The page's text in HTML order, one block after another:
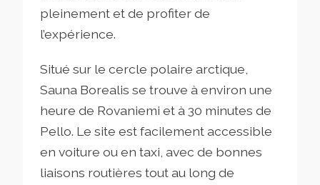
pleinement et de profiter de
l’expérience.
Situé sur le cercle polaire arctique,
Sauna Borealis se trouve à environ une
heure de Rovaniemi et à 30 minutes de
Pello. Le site est facilement accessible
en voiture ou en taxi, avec de bonnes
liaisons routières tout au long de